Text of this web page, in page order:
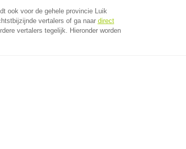
ook voor de gehele provincie Luik
vertalers of ga naar direct
vertalers tegelijk. Hieronder worden